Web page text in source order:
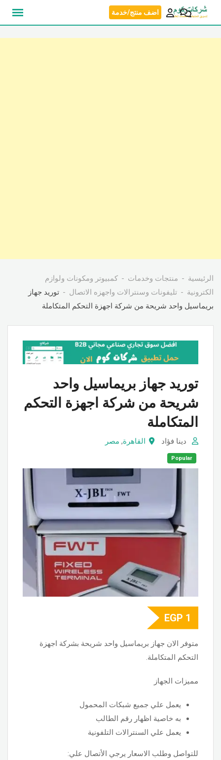
انتقل
اضف منتج/خدمة
الرئيسية منتجات وخدمات
كمبيوتر ومكونات ولوازم
الكترونية
تليفونات وسنترالات واجهزه الاتصال
توريد جهاز
بريماسيل واحد شريحة من شركة اجهزة التحكم المتكاملة
توريد جهاز بريماسيل واحد
شريحة من شركة اجهزة التحكم
المتكاملة
دينا فؤاد القاهرة, مصر
Popular
EGP 1
متوفر الان جهاز بريماسيل واحد شريحة بشركة اجهزة
التحكم المتكاملة.
مميزات الجهاز
يعمل علي جميع شبكات المحمول
به خاصية اظهار رقم الطالب
يعمل علي السنترالات التلفونية
للتواصل وطلب الاسعار يرجي الأتصال علي: